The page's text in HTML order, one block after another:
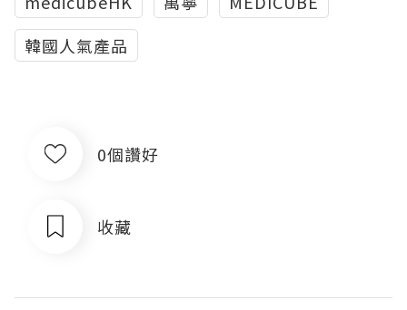
韓國人氣產品
0個讚好
收藏